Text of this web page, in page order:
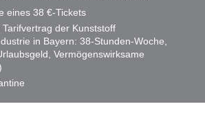
eines 38 €-Tickets
der Kunststoff
in Bayern: 38-Stunden-Woche,
Vermögenswirksame